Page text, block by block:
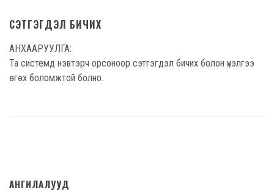
СЭТГЭГДЭЛ БИЧИХ
АНХААРУУЛГА:
Та системд нэвтэрч орсоноор сэтгэгдэл бичих болон үнэлгээ
өгөх боломжтой болно.
АНГИЛАЛУУД